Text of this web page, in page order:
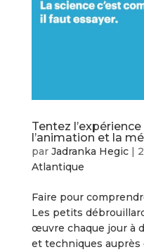
Tentez
l’animation et la
par Jadranka Hegic|
Atlantique
Faire pour
Les petits
œuvre chaque jour à
et techniques auprès